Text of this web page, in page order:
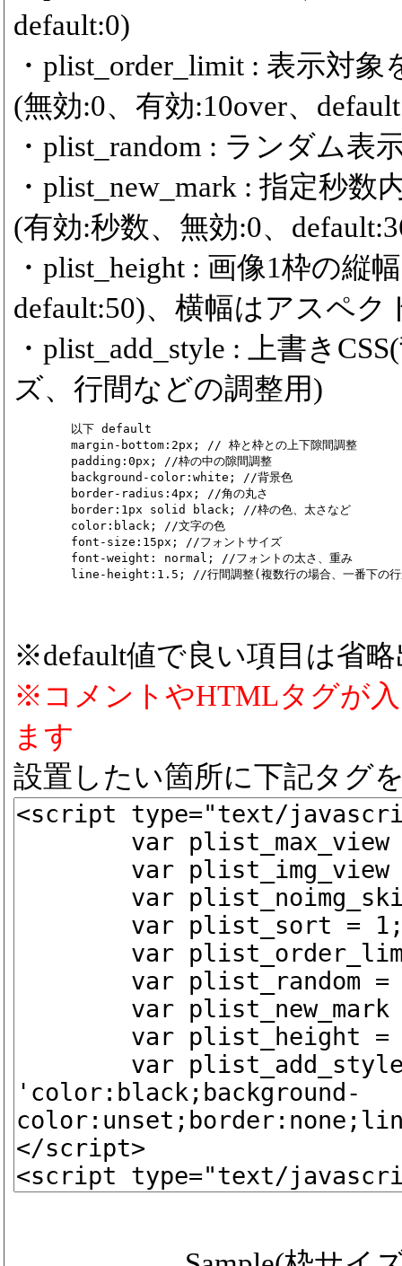
default:0)
・plist_order_limit : 表示対
(無効:0、有効:10over、
・plist_random : ランダム表
・plist_new_mark : 指定秒
(有効:秒数、無効:0、
・plist_height : 画像1枠の縦
default:50)、横幅はアスペク
・plist_add_style : 上書き
ズ、行間などの調整用)
※default値で良い項目は省
※コメントやHTMLタグが
ます
設置したい箇所に下記タグ